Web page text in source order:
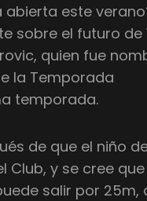
abierta este
sobre el futuro de
quien fue
la Temporada
temporada.
de que el niño
Club, y se cree que
salir por 25m,